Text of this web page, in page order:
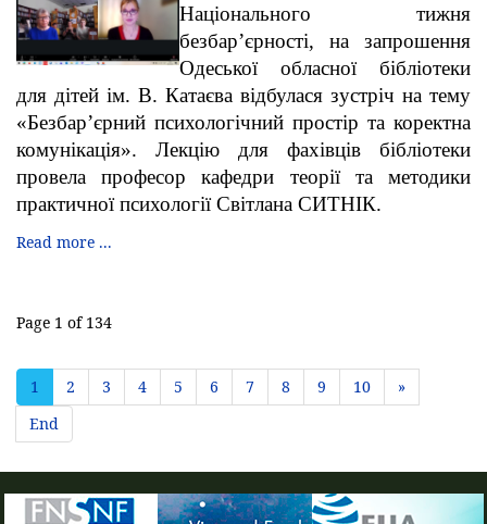
Національного тижня
безбар’єрності, на запрошення
Одеської обласної бібліотеки
для дітей ім. В. Катаєва відбулася зустріч на тему
«Безбар’єрний психологічний простір та коректна
комунікація». Лекцію для фахівців бібліотеки
провела професор кафедри теорії та методики
практичної психології Світлана СИТНІК.
Read more ...
Page 1 of 134
1 2 3 4 5 6 7 8 9 10
»
End